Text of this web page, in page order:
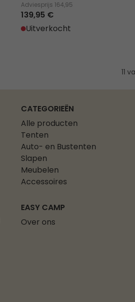
Adviesprijs 164,95
139,95 €
Uitverkocht
11
CATEGORIEËN
Alle producten
Tenten
Auto- en Bustenten
Slapen
Meubelen
Accessoires
EASY CAMP
Over ons